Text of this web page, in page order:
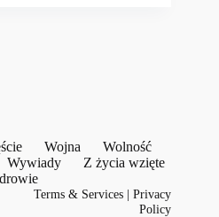
Wojna
Wolność
Wywiady
Z życia wzięte
Terms & Services |Privacy
Policy